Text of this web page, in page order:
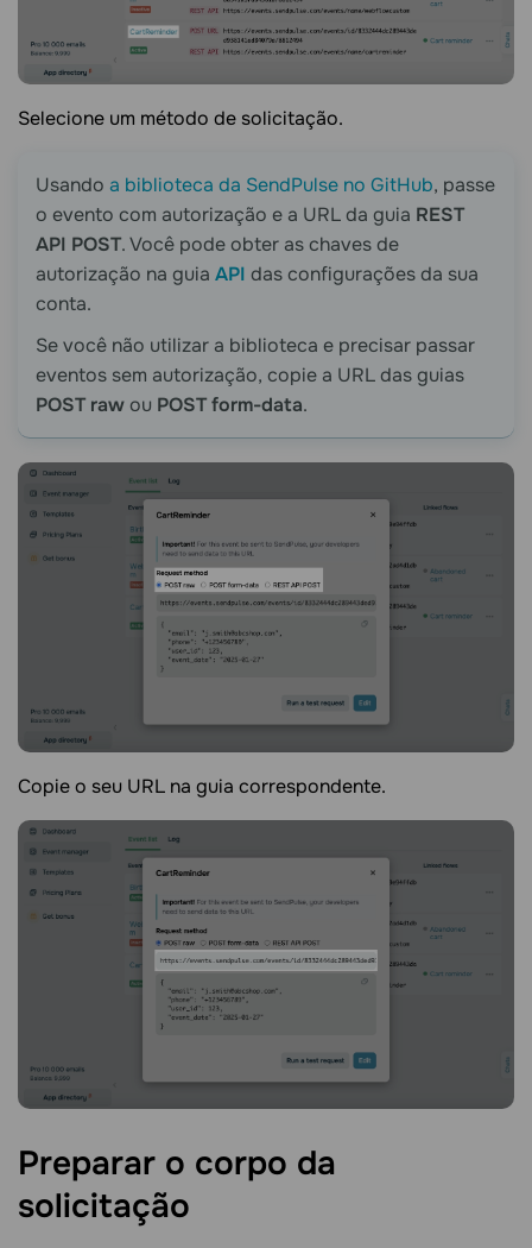
Selecione um método de solicitação.
Usando a biblioteca da SendPulse no GitHub, passe
o evento com autorização e a URL da guia REST
API POST. Você pode obter as chaves de
autorização na guia API das configurações da sua
conta.
Se você não utilizar a biblioteca e precisar passar
eventos sem autorização, copie a URL das guias
POST rawou POST form-data.
Copie o seu URL na guia correspondente.
Preparar o corpo da
solicitação